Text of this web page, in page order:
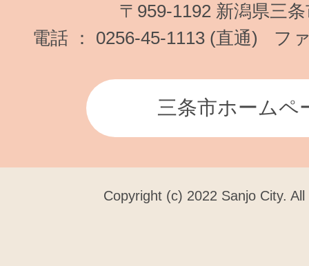
〒959-1192 新潟県三
電話 ： 0256-45-1113 (直通)
フ
三条市ホームペ
Copyright (c) 2022 Sanjo City.